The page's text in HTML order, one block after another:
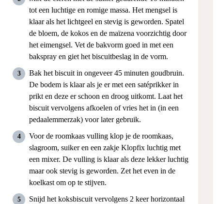
tot een luchtige en romige massa. Het mengsel is
klaar als het lichtgeel en stevig is geworden. Spatel
de bloem, de kokos en de maïzena voorzichtig door
het eimengsel. Vet de bakvorm goed in met een
bakspray en giet het biscuitbeslag in de vorm.
Bak het biscuit in ongeveer 45 minuten goudbruin.
De bodem is klaar als je er met een satéprikker in
prikt en deze er schoon en droog uitkomt. Laat het
biscuit vervolgens afkoelen of vries het in (in een
pedaalemmerzak) voor later gebruik.
Voor de roomkaas vulling klop je de roomkaas,
slagroom, suiker en een zakje Klopfix luchtig met
een mixer. De vulling is klaar als deze lekker luchtig
maar ook stevig is geworden. Zet het even in de
koelkast om op te stijven.
Snijd het koksbiscuit vervolgens 2 keer horizontaal